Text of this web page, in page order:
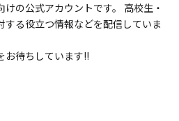
の公式アカウントです。 高校生・
する役立つ情報などを配信していま
お待ちしています!!